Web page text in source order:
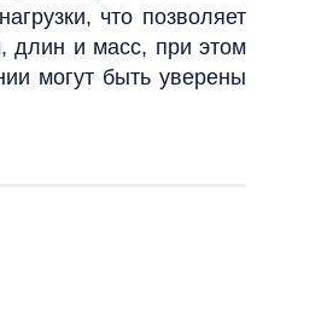
что позволяет
длин и масс, при этом
могут быть уверены